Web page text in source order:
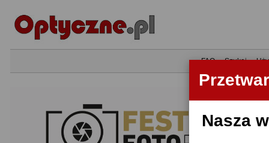
Nasza
•FAQ•Szukaj•